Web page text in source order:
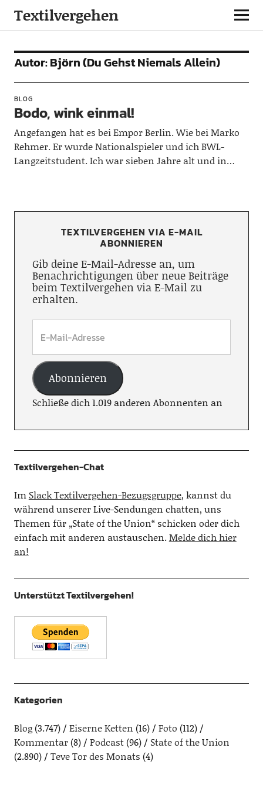
Textilvergehen
Autor:Björn (Du Gehst Niemals Allein)
BLOG
Bodo, wink einmal!
Angefangen hat es bei Empor Berlin. Wie bei Marko
Rehmer. Er wurde Nationalspieler und ich BWL-
Langzeitstudent. Ich war sieben Jahre alt und in…
TEXTILVERGEHEN VIA E-MAIL
ABONNIEREN
Gib deine E-Mail-Adresse an, um
Benachrichtigungen über neue Beiträge
beim Textilvergehen via E-Mail zu
erhalten.
Abonnieren
Schließe dich 1.019 anderen Abonnenten an
Textilvergehen-Chat
Im Slack Textilvergehen-Bezugsgruppe, kannst du
während unserer Live-Sendungen chatten, uns
Themen für „State of the Union“ schicken oder dich
einfach mit anderen austauschen.Melde dich hier
an!
Unterstützt Textilvergehen!
Kategorien
Blog(3.747) Eiserne Ketten (16) Foto (112)
Kommentar(8) Podcast(96)
State of the Union
(2.890)
Teve Tor des Monats (4)